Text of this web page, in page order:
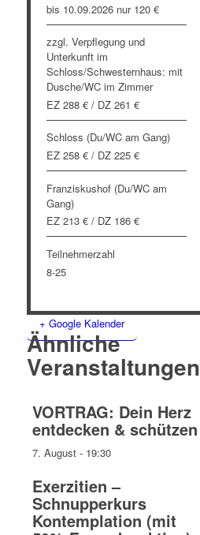
bis 10.09.2026 nur 120 €
zzgl. Verpflegung und
Unterkunft im
Schloss/Schwesternhaus: mit
Dusche/WC im Zimmer
EZ 288 € / DZ 261 €
Schloss (Du/WC am Gang)
EZ 258 € / DZ 225 €
Franziskushof (Du/WC am
Gang)
EZ 213 € / DZ 186 €
Teilnehmerzahl
8-25
+ Google Kalender
Ähnliche
Veranstaltungen
VORTRAG: Dein Herz
entdecken & schützen
7. August - 19:30
Exerzitien –
Schnupperkurs
Kontemplation (mit